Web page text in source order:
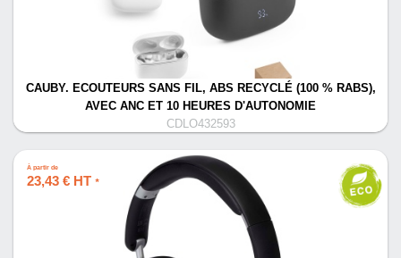
CAUBY. ECOUTEURS SANS FIL, ABS RECYCLÉ (100 % RABS),
AVEC ANC ET 10 HEURES D'AUTONOMIE
CDLO432593
À partir de
23,43 € HT *